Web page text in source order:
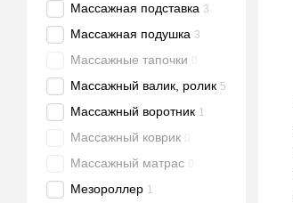
Массажная подставка 3
Массажная подушка 3
Массажные тапочки
Массажный валик, ролик 5
Массажный воротник 1
Массажный коврик
Массажный матрас
Мезороллер 1